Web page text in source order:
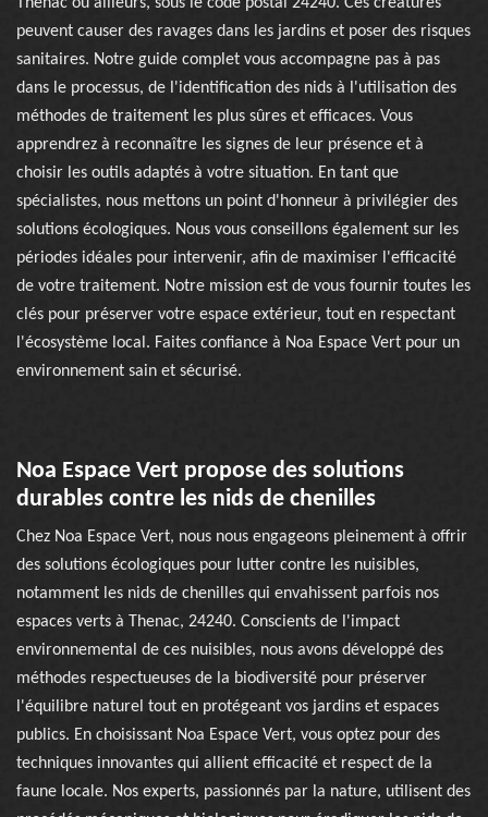
peuvent causer des ravages dans les jardins et poser des risques
sanitaires. Notre guide complet vous accompagne pas à pas
dans le processus, de l'identification des nids à l'utilisation des
méthodes de traitement les plus sûres et efficaces. Vous
apprendrez à reconnaître les signes de leur présence et à
choisir les outils adaptés à votre situation. En tant que
spécialistes, nous mettons un point d'honneur à privilégier des
solutions écologiques. Nous vous conseillons également sur les
périodes idéales pour intervenir, afin de maximiser l'efficacité
de votre traitement. Notre mission est de vous fournir toutes les
clés pour préserver votre espace extérieur, tout en respectant
l'écosystème local. Faites confiance à Noa Espace Vert pour un
environnement sain et sécurisé.
Noa Espace Vert propose des solutions
durables contre les nids de chenilles
Chez Noa Espace Vert, nous nous engageons pleinement à offrir
des solutions écologiques pour lutter contre les nuisibles,
notamment les nids de chenilles qui envahissent parfois nos
espaces verts à Thenac, 24240. Conscients de l'impact
environnemental de ces nuisibles, nous avons développé des
méthodes respectueuses de la biodiversité pour préserver
l'équilibre naturel tout en protégeant vos jardins et espaces
publics. En choisissant Noa Espace Vert, vous optez pour des
techniques innovantes qui allient efficacité et respect de la
faune locale. Nos experts, passionnés par la nature, utilisent des